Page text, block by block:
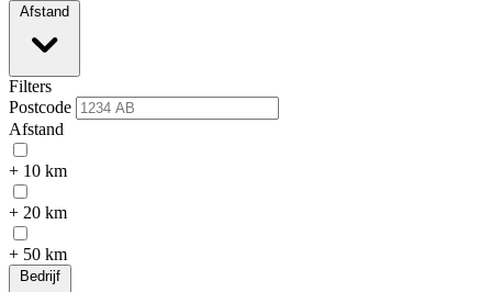
Afstand
Filters
Postcode
Afstand
+ 10 km
+ 20 km
+ 50 km
Bedrijf